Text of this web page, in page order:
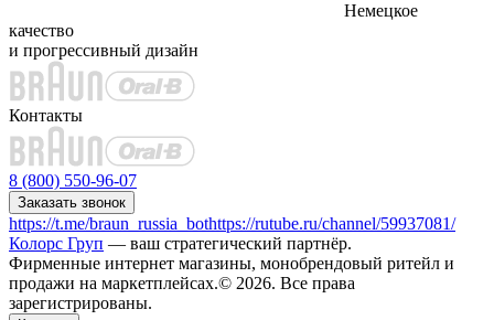
Немецкое
качество
и прогрессивный дизайн
Контакты
8 (800) 550-96-07
Заказать звонок
https://t.me/braun_russia_bothttps://rutube.ru/channel/59937081/
Колорс Груп — ваш стратегический партнёр.
Фирменные интернет магазины, монобрендовый ритейл и
продажи на маркетплейсах.© 2026. Все права
зарегистрированы.